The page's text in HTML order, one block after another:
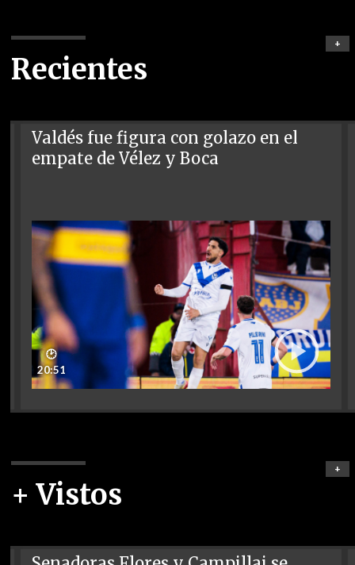
Recientes
+
Valdés fue figura con golazo en el
empate de Vélez y Boca
🕑
20:51
+ Vistos
+